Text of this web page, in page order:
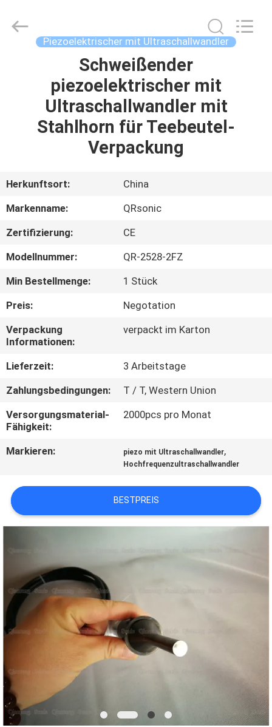
PRODUKTE
WERKSBESICHTIGUNG
QUALITÄTSKONTROLLE
KONTAKTIEREN
SIE
UNS
NEUIGKEITEN
RECHTSSACHEN
ANGEBOT
ANFORDERN
SITEMAP
Co.,Ltd.
Piezoelektrischer mit Ultraschallwandler
Schweißender
piezoelektrischer mit
Ultraschallwandler mit
Stahlhorn für Teebeutel-
Verpackung
Herkunftsort:
China
Markenname:
QRsonic
Zertifizierung:
CE
Modellnummer:
QR-2528-2FZ
Min Bestellmenge:
1 Stück
Preis:
Negotation
Verpackung
Informationen:
verpackt im Karton
Lieferzeit:
3 Arbeitstage
Zahlungsbedingungen:
T / T, Western Union
Versorgungsmaterial-
Fähigkeit:
2000pcs pro Monat
Markieren: piezo mit Ultraschallwandler,
Hochfrequenzultraschallwandler
BESTPREIS